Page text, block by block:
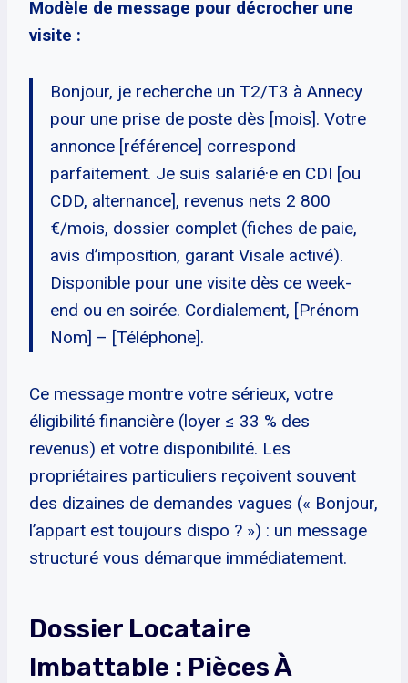
Modèle de message pour décrocher une
visite :
Bonjour, je recherche un T2/T3 à Annecy
pour une prise de poste dès [mois]. Votre
annonce [référence] correspond
parfaitement. Je suis salarié·e en CDI [ou
CDD, alternance], revenus nets 2 800
€/mois, dossier complet (fiches de paie,
avis d’imposition, garant Visale activé).
Disponible pour une visite dès ce week-
end ou en soirée. Cordialement, [Prénom
Nom] – [Téléphone].
Ce message montre votre sérieux, votre
éligibilité financière (loyer ≤ 33 % des
revenus) et votre disponibilité. Les
propriétaires particuliers reçoivent souvent
des dizaines de demandes vagues (« Bonjour,
l’appart est toujours dispo ? ») : un message
structuré vous démarque immédiatement.
Dossier Locataire
Imbattable : Pièces À